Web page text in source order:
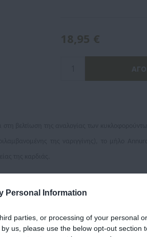
Personal Information
parties, or processing of your personal or
us, please use the below opt-out section
18,95 €
προστατεύει από τους κύριους
την ταχύτερη απόδοση των ιδιοτήτων των